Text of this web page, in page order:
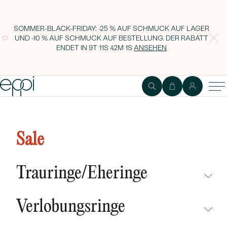
SOMMER-BLACK-FRIDAY: -25 % AUF SCHMUCK AUF LAGER
UND -10 % AUF SCHMUCK AUF BESTELLUNG. DER RABATT
ENDET IN 9T 11S 42M 0S ANSEHEN
Sale
Trauringe/Eheringe
NEUHEITEN
Verlobungsringe
Diamanten und Ring im
Komfort-Stil Mirica